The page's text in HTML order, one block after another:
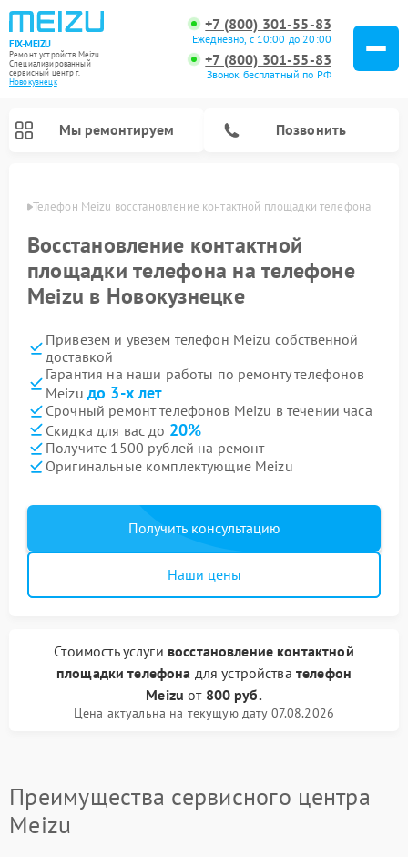
FIX-MEIZU
Ремонт устройств Meizu
Специализированный
cервисный центр г.
Новокузнецк
+7 (800) 301-55-83
Ежедневно, с 10:00 до 20:00
+7 (800) 301-55-83
Звонок бесплатный по РФ
Мы ремонтируем Позвонить
Телефон Meizu восстановление контактной площадки телефона
Восстановление контактной
площадки телефона на телефоне
Meizu в Новокузнецке
Привезем и увезем телефон Meizu собственной
доставкой
Гарантия на наши работы по ремонту телефонов
Meizu до 3-х лет
Срочный ремонт телефонов Meizu в течении часа
Скидка для вас до 20%
Получите 1500 рублей на ремонт
Оригинальные комплектующие Meizu
Получить консультацию
Наши цены
Стоимость услуги восстановление контактной
площадки телефона для устройства телефон
Meizu от 800 руб.
Цена актуальна на текущую дату 07.08.2026
Преимущества сервисного центра
Meizu